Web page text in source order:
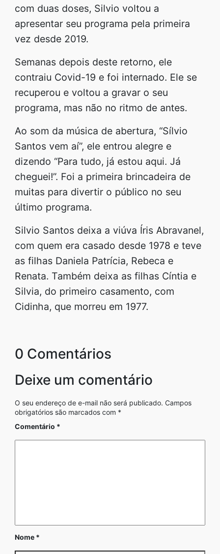
com duas doses, Silvio voltou a
apresentar seu programa pela primeira
vez desde 2019.
Semanas depois deste retorno, ele
contraiu Covid-19 e foi internado. Ele se
recuperou e voltou a gravar o seu
programa, mas não no ritmo de antes.
Ao som da música de abertura, “Sílvio
Santos vem aí”, ele entrou alegre e
dizendo “Para tudo, já estou aqui. Já
cheguei!”. Foi a primeira brincadeira de
muitas para divertir o público no seu
último programa.
Silvio Santos deixa a viúva Íris Abravanel,
com quem era casado desde 1978 e teve
as filhas Daniela Patrícia, Rebeca e
Renata. Também deixa as filhas Cíntia e
Silvia, do primeiro casamento, com
Cidinha, que morreu em 1977.
0 Comentários
Deixe um comentário
O seu endereço de e-mail não será publicado. Campos
obrigatórios são marcados com *
Comentário *
Nome *